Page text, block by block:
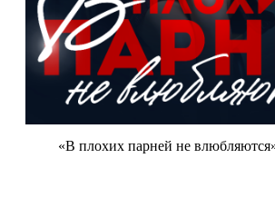
«В плохих парней не